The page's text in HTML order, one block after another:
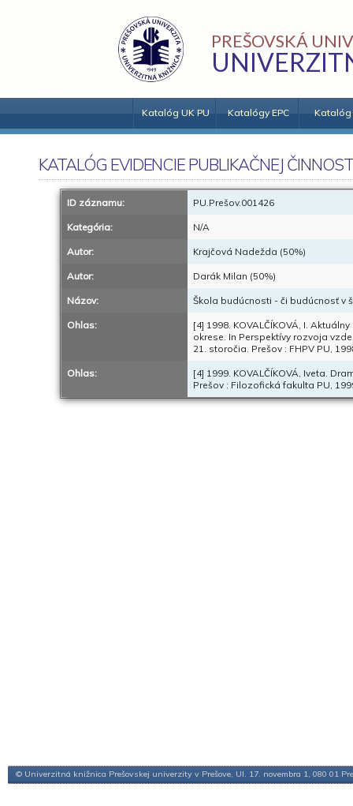
PREŠOVSKÁ
Katalóg UK PU Katalógy EPC Katalóg
KATALÓG EVIDENCIE PUBLIKAČNEJ
ID záznamu: PU.Prešov.001426
Kategória: N/A
Autor: Krajčová Nadežda (50%)
Autor: Darák Milan (50%)
Názov: Škola budúcnosti - či budúcnosť v
Ohlas:
[4] 1998. KOVALČÍKOVÁ, I.
okrese. In Perspektívy rozvoja
21. storočia. Prešov : FHPV PU,
Ohlas:
[4] 1999. KOVALČÍKOVÁ, Iveta.
Prešov : Filozofická fakulta PU,
© Univerzitná knižnica Prešovskej univerzity v Prešove, Ul. 17. novembra 1, 080 01